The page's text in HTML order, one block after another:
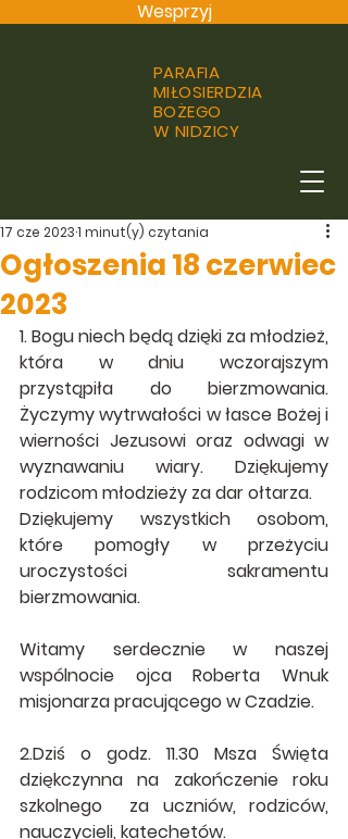
Wesprzyj
PARAFIA
MIŁOSIERDZIA
BOŻEGO
W NIDZICY
Ogłoszenia 18 czerwiec
2023
17 cze 20231 minut(y) czytania
1. Bogu niech będą dzięki za młodzież,
która w dniu wczorajszym
przystąpiła do bierzmowania.
Życzymy wytrwałości w łasce Bożej i
wierności Jezusowi oraz odwagi w
wyznawaniu wiary. Dziękujemy
rodzicom młodzieży za dar ołtarza.
Dziękujemy wszystkich osobom,
które pomogły w przeżyciu
uroczystości sakramentu
bierzmowania.
Witamy serdecznie w naszej
wspólnocie ojca Roberta Wnuk
misjonarza pracującego w Czadzie.
2.Dziś o godz. 11.30 Msza Święta
dziękczynna na zakończenie roku
szkolnego  za uczniów, rodziców,
nauczycieli, katechetów.